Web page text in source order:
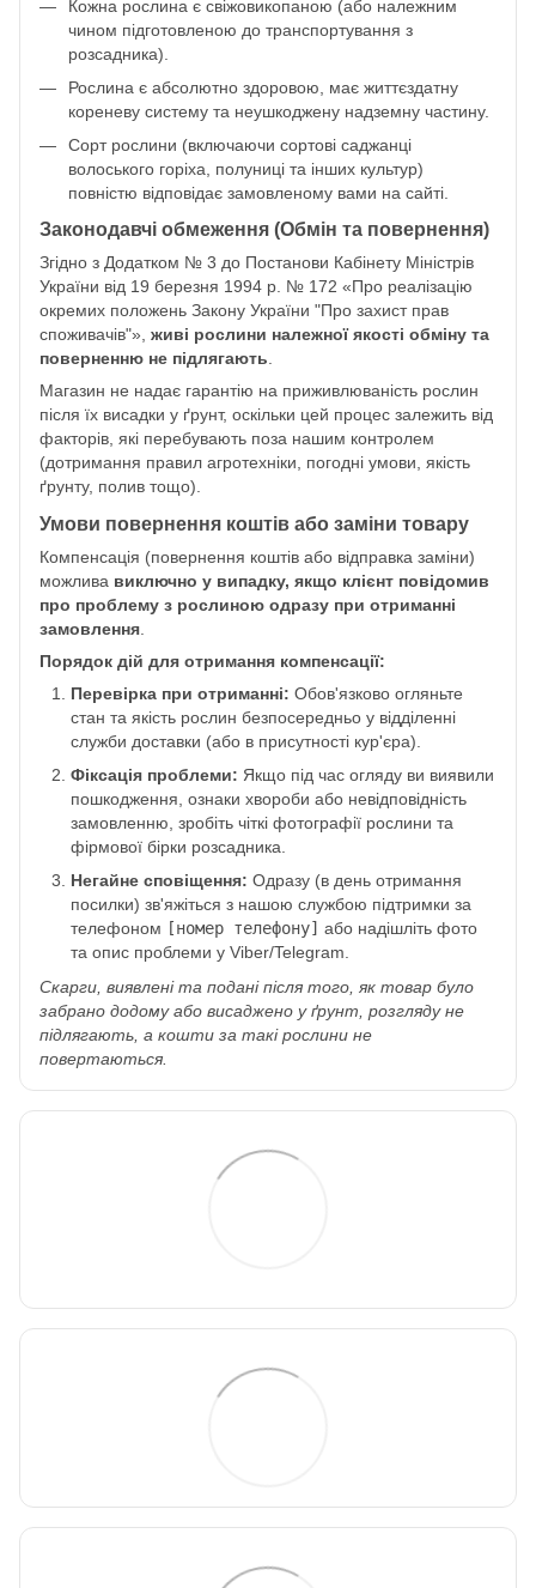
Кожна рослина є свіжовикопаною (або належним
чином підготовленою до транспортування з
розсадника).
Рослина є абсолютно здоровою, має життєздатну
кореневу систему та неушкоджену надземну частину.
Сорт рослини (включаючи сортові саджанці
волоського горіха, полуниці та інших культур)
повністю відповідає замовленому вами на сайті.
Законодавчі обмеження (Обмін та повернення)
Згідно з Додатком № 3 до Постанови Кабінету Міністрів
України від 19 березня 1994 р. № 172 «Про реалізацію
окремих положень Закону України "Про захист прав
споживачів"», живі рослини належної якості обміну та
поверненню не підлягають
Магазин не надає гарантію на приживлюваність рослин
після їх висадки у ґрунт, оскільки цей процес залежить від
факторів, які перебувають поза нашим контролем
(дотримання правил агротехніки, погодні умови, якість
ґрунту, полив тощо).
Умови повернення коштів або заміни товару
Компенсація (повернення коштів або відправка заміни)
можлива виключно у випадку, якщо клієнт повідомив
про проблему з рослиною одразу при отриманні
замовлення
Порядок дій для отримання компенсації:
Перевірка при отриманні: Обов'язково огляньте
стан та якість рослин безпосередньо у відділенні
служби доставки (або в присутності кур'єра).
Фіксація проблеми: Якщо під час огляду ви виявили
пошкодження, ознаки хвороби або невідповідність
замовленню, зробіть чіткі фотографії рослини та
фірмової бірки розсадника.
Негайне сповіщення: Одразу (в день отримання
посилки) зв'яжіться з нашою службою підтримки за
телефоном [номер телефону] або надішліть фото
та опис проблеми у Viber/Telegram.
Скарги, виявлені та подані після того, як товар було
забрано додому або висаджено у ґрунт, розгляду не
підлягають, а кошти за такі рослини не
повертаються.